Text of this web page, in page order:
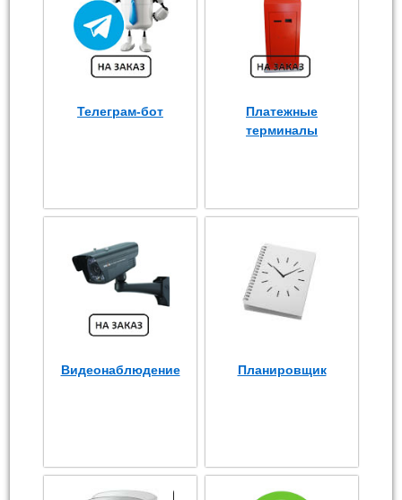
Телеграм-бот
Платежные
терминалы
Видеонаблюдение Планировщик